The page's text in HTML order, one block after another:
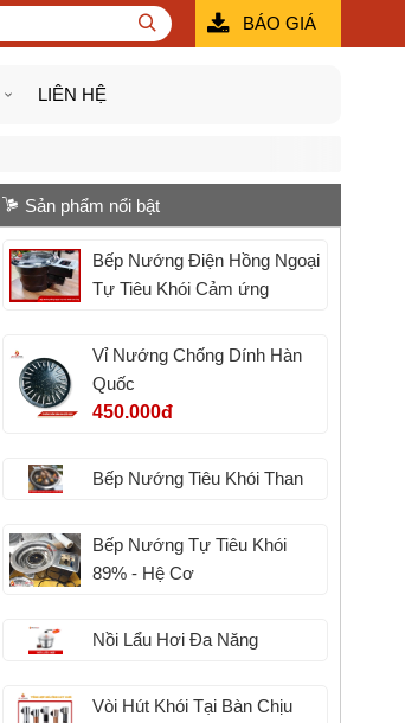
BÁO GIÁ
LIÊN HỆ
Sản phẩm nổi bật
Bếp Nướng Điện Hồng Ngoại
Tự Tiêu Khói Cảm ứng
Vỉ Nướng Chống Dính Hàn
Quốc
450.000đ
Bếp Nướng Tiêu Khói Than
Bếp Nướng Tự Tiêu Khói
89% - Hệ Cơ
Nồi Lẩu Hơi Đa Năng
Vòi Hút Khói Tại Bàn Chịu